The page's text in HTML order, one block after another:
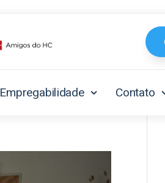
Empregabilidade Contato